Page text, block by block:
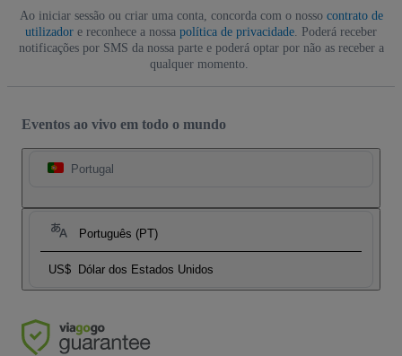
Ao iniciar sessão ou criar uma conta, concorda com o nosso contrato de
utilizador e reconhece a nossa política de privacidade . Poderá receber
notificações por SMS da nossa parte e poderá optar por não as receber a
qualquer momento.
Eventos ao vivo em todo o mundo
Portugal
Português (PT)
US$ Dólar dos Estados Unidos